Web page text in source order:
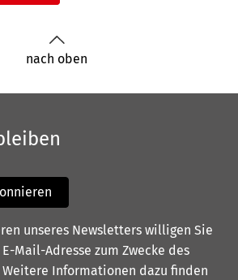
nach oben
unseres Newsletters willigen Sie
Mail-Adresse zum Zwecke des
Weitere Informationen dazu finden